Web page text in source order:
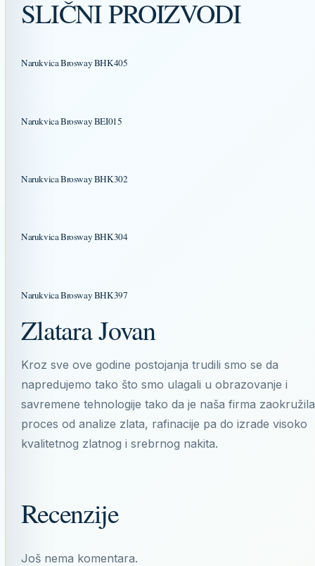
SLIČNI PROIZVODI
Narukvica Brosway BHK405
Narukvica Brosway BEI015
Narukvica Brosway BHK302
Narukvica Brosway BHK304
Narukvica Brosway BHK397
Zlatara Jovan
Kroz sve ove godine postojanja trudili smo se da
napredujemo tako što smo ulagali u obrazovanje i
savremene tehnologije tako da je naša firma zaokružila
proces od analize zlata, rafinacije pa do izrade visoko
kvalitetnog zlatnog i srebrnog nakita.
Recenzije
Još nema komentara.